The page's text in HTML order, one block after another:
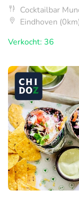
Cocktailbar
Eindhoven
Verkocht: 36